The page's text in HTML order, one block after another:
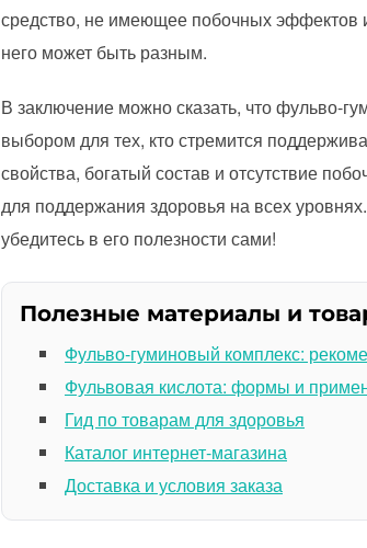
средство, не имеющее побочных эффектов
него может быть разным.
В заключение можно сказать, что фульво-
выбором для тех, кто стремится
свойства, богатый состав и отсутствие
для поддержания здоровья на всех
убедитесь в его полезности сами!
Полезные материалы и
Фульво-гуминовый комплекс:
Фульвовая кислота: формы и
Гид по товарам для здоровья
Каталог интернет-магазина
Доставка и условия заказа